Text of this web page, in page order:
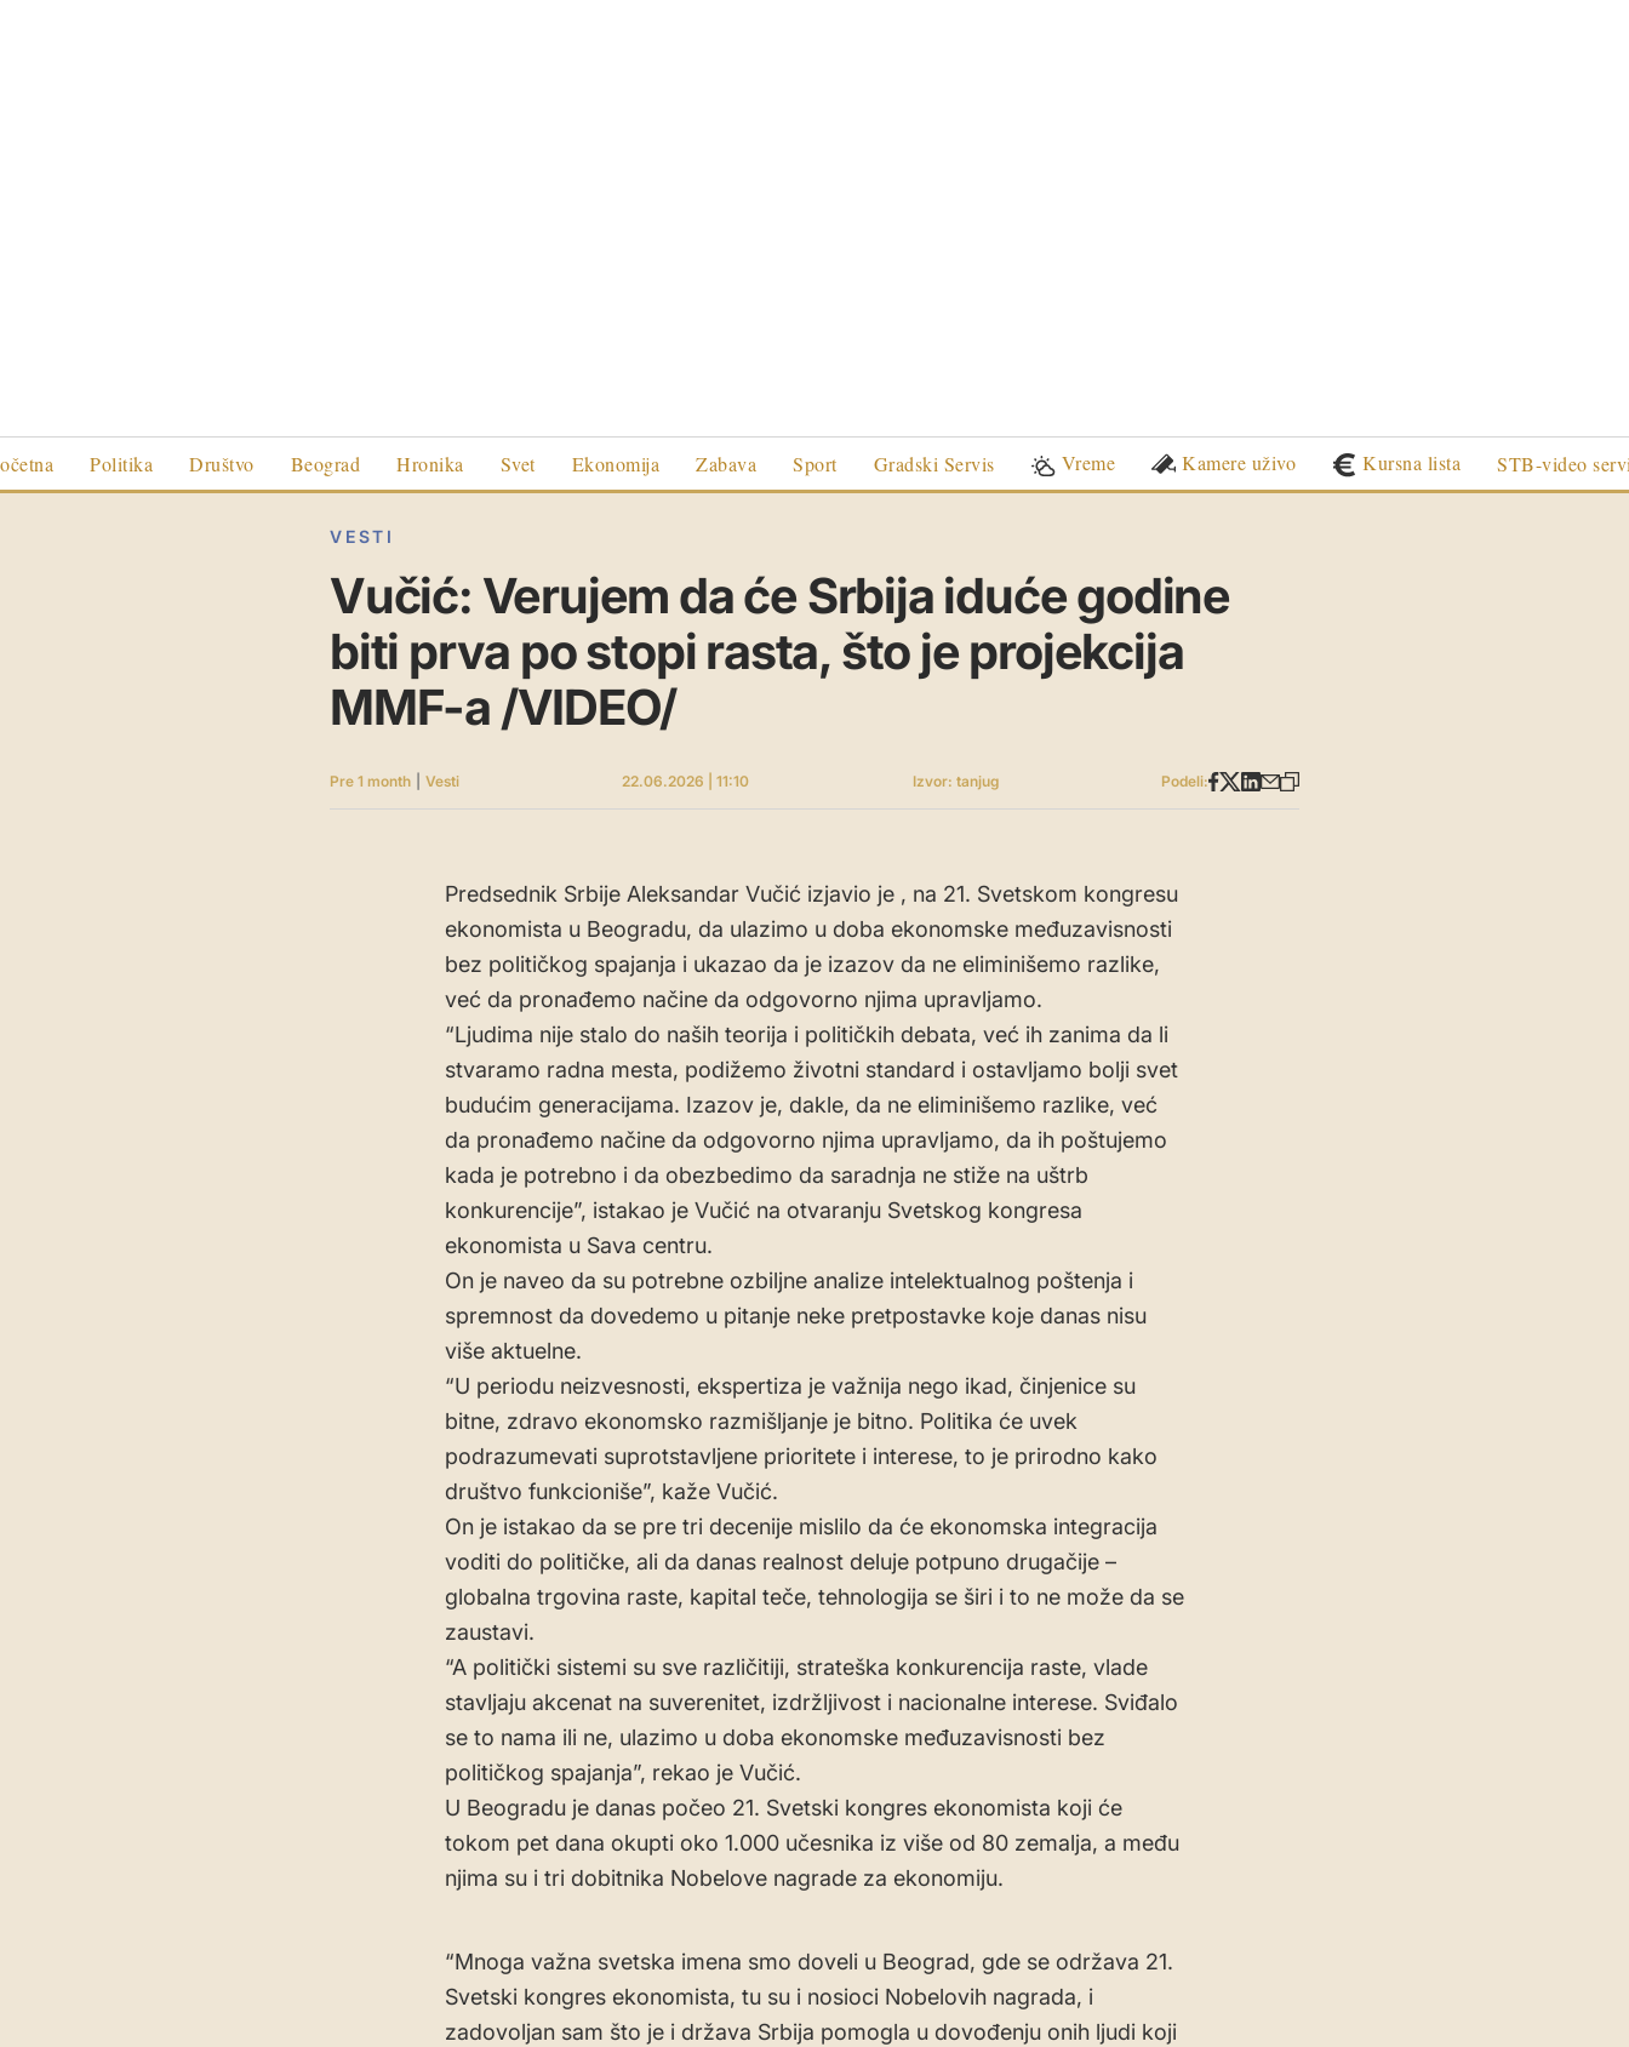
Politika Društvo Beograd Hronika Svet Ekonomija Zabava Sport Gradski Servis Vreme Kamere uživo Kursna lista STB-video
VESTI
Vučić: Verujem da će Srbija iduće godine
biti prva po stopi rasta, što je projekcija
MMF-a /VIDEO/
Pre 1 month Vesti 22.06.2026 | 11:10 Izvor: tanjug Podeli:
Predsednik Srbije Aleksandar Vučić izjavio je , na 21. Svetskom kongresu
ekonomista u Beogradu, da ulazimo u doba ekonomske međuzavisnosti
bez političkog spajanja i ukazao da je izazov da ne eliminišemo razlike,
već da pronađemo načine da odgovorno njima upravljamo.
“Ljudima nije stalo do naših teorija i političkih debata, već ih zanima da li
stvaramo radna mesta, podižemo životni standard i ostavljamo bolji svet
budućim generacijama. Izazov je, dakle, da ne eliminišemo razlike, već
da pronađemo načine da odgovorno njima upravljamo, da ih poštujemo
kada je potrebno i da obezbedimo da saradnja ne stiže na uštrb
konkurencije”, istakao je Vučić na otvaranju Svetskog kongresa
ekonomista u Sava centru.
On je naveo da su potrebne ozbiljne analize intelektualnog poštenja i
spremnost da dovedemo u pitanje neke pretpostavke koje danas nisu
više aktuelne.
“U periodu neizvesnosti, ekspertiza je važnija nego ikad, činjenice su
bitne, zdravo ekonomsko razmišljanje je bitno. Politika će uvek
podrazumevati suprotstavljene prioritete i interese, to je prirodno kako
društvo funkcioniše”, kaže Vučić.
On je istakao da se pre tri decenije mislilo da će ekonomska integracija
voditi do političke, ali da danas realnost deluje potpuno drugačije –
globalna trgovina raste, kapital teče, tehnologija se širi i to ne može da se
zaustavi.
“A politički sistemi su sve različitiji, strateška konkurencija raste, vlade
stavljaju akcenat na suverenitet, izdržljivost i nacionalne interese. Sviđalo
se to nama ili ne, ulazimo u doba ekonomske međuzavisnosti bez
političkog spajanja”, rekao je Vučić.
U Beogradu je danas počeo 21. Svetski kongres ekonomista koji će
tokom pet dana okupti oko 1.000 učesnika iz više od 80 zemalja, a među
njima su i tri dobitnika Nobelove nagrade za ekonomiju.
“Mnoga važna svetska imena smo doveli u Beograd, gde se održava 21.
Svetski kongres ekonomista, tu su i nosioci Nobelovih nagrada, i
zadovoljan sam što je i država Srbija pomogla u dovođenju onih ljudi koji